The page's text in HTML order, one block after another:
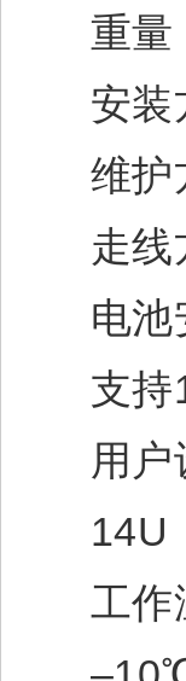
重量
安装方
维护方
走线
电池
支持1
用户
14U
工作